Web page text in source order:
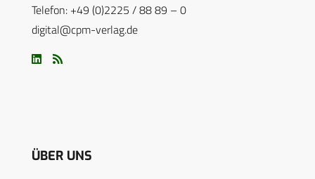
Telefon: +49 (0)2225 / 88 89 – 0
digital@cpm-verlag.de
ÜBER UNS